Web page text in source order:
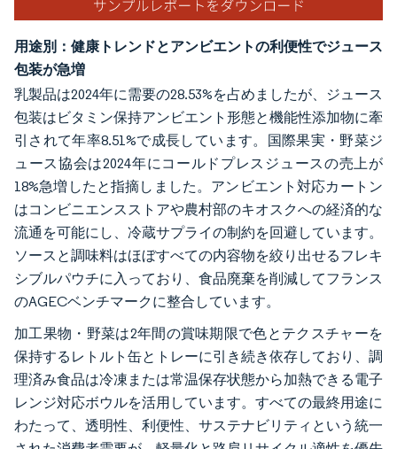
用途別：健康トレンドとアンビエントの利便性でジュース
包装が急増
乳製品は2024年に需要の28.53%を占めましたが、ジュース
包装はビタミン保持アンビエント形態と機能性添加物に牽
引されて年率8.51%で成長しています。国際果実・野菜ジ
ュース協会は2024年にコールドプレスジュースの売上が
18%急増したと指摘しました。アンビエント対応カートン
はコンビニエンスストアや農村部のキオスクへの経済的な
流通を可能にし、冷蔵サプライの制約を回避しています。
ソースと調味料はほぼすべての内容物を絞り出せるフレキ
シブルパウチに入っており、食品廃棄を削減してフランス
のAGECベンチマークに整合しています。
加工果物・野菜は2年間の賞味期限で色とテクスチャーを
保持するレトルト缶とトレーに引き続き依存しており、調
理済み食品は冷凍または常温保存状態から加熱できる電子
レンジ対応ボウルを活用しています。すべての最終用途に
わたって、透明性、利便性、サステナビリティという統一